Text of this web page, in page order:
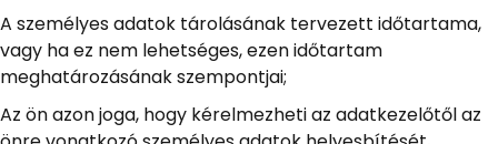
A személyes adatok tárolásának tervezett időtartama,
vagy ha ez nem lehetséges, ezen időtartam
meghatározásának szempontjai;
Az ön azon joga, hogy kérelmezheti az adatkezelőtől az